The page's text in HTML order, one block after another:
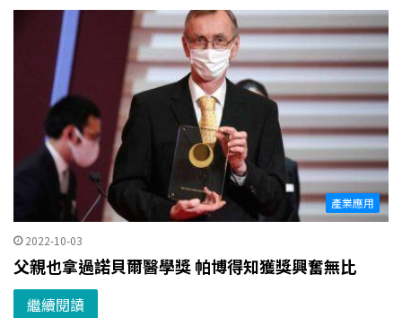
產業應用
2022-10-03
父親也拿過諾貝爾醫學獎 帕博得知獲獎興奮無比
繼續閱讀